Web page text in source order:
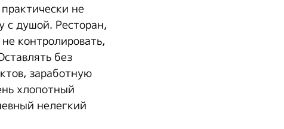
не
с душой. Ресторан,
контролировать,
без
заработную
хлопотный
нелегкий